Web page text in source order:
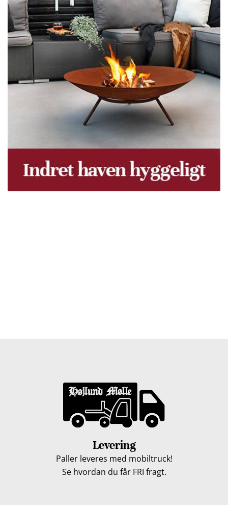
Levering
Paller leveres med mobiltruck!
Se hvordan du får FRI fragt.